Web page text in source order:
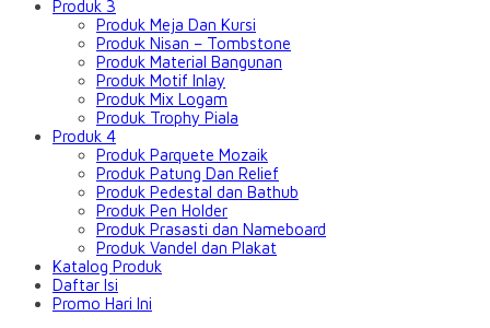
Produk 3
Produk Meja Dan Kursi
Produk Nisan – Tombstone
Produk Material Bangunan
Produk Motif Inlay
Produk Mix Logam
Produk Trophy Piala
Produk 4
Produk Parquete Mozaik
Produk Patung Dan Relief
Produk Pedestal dan Bathub
Produk Pen Holder
Produk Prasasti dan Nameboard
Produk Vandel dan Plakat
Katalog Produk
Daftar Isi
Promo Hari Ini